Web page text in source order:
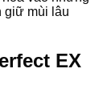
giữ mùi lâu
EX